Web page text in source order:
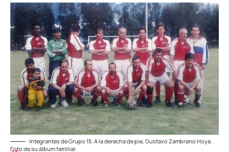
Integrantes de Grupo 15. A la derecha de pie, Gustavo Zambrano Hoya.
Foto de su álbum familiar.